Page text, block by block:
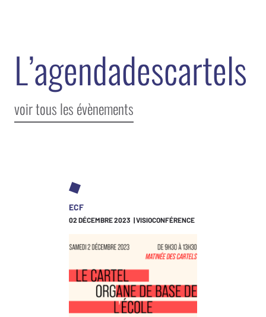
L’agendadescartels
voir tous les évènements
ECF
02 DÉCEMBRE 2023 | VISIOCONFÉRENCE